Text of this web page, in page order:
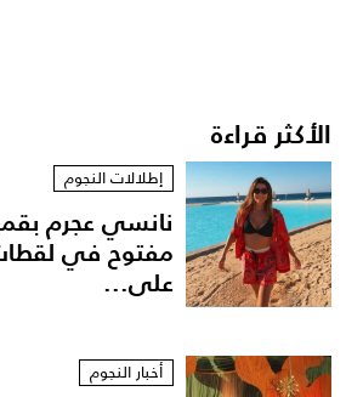
الأكثر قراءة
إطلالات النجوم
نانسي عجرم
مفتوح في
على...
أخبار النجوم